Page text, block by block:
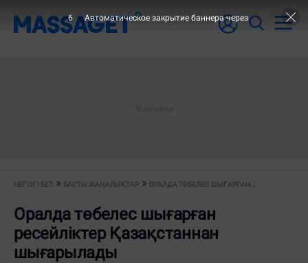
НЕГІЗГІ БЕТ БАСТЫ ЖАҢАЛЫҚТАР ОРАЛДА ТӨБЕЛЕС ШЫҒАРҒАН...
Оралда төбелес шығарған
ресейліктер Қазақстаннан
шығарылады
6 Автоматическое закрытие баннера через